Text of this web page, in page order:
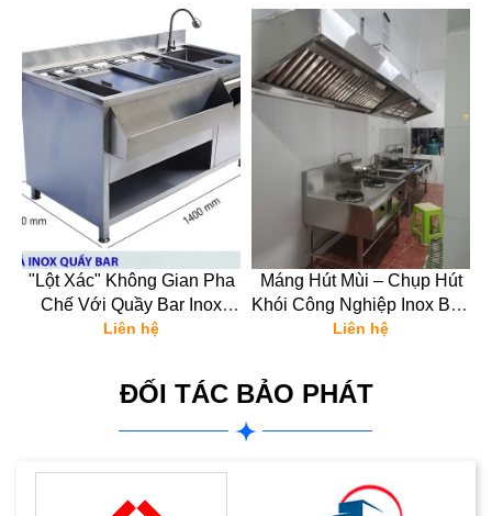
"Lột Xác" Không Gian Pha
Chế Với Quầy Bar Inox
304: Sang Trọng, Chuyên
Nhìn
Liên hệ
Máng Hút Mùi – Chụp Hút
Khói Công Nghiệp Inox Bảo
Phát: Giải Pháp "Thoáng
Liên hệ
ĐỐI TÁC BẢO PHÁT